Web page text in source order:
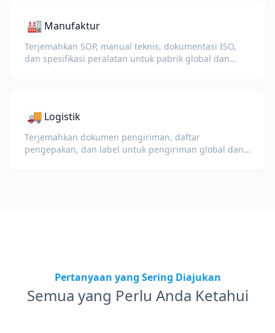
🏭 Manufaktur
Terjemahkan SOP, manual teknis, dokumentasi ISO,
dan spesifikasi peralatan untuk pabrik global dan
🚚 Logistik
Terjemahkan dokumen pengiriman, daftar
pengepakan, dan label untuk pengiriman global dan
Pertanyaan yang Sering Diajukan
Semua yang Perlu Anda Ketahui